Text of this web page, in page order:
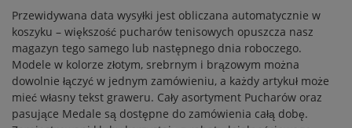
Przewidywana data wysyłki jest obliczana automatycznie w
koszyku – większość pucharów tenisowych opuszcza nasz
magazyn tego samego lub następnego dnia roboczego.
Modele w kolorze złotym, srebrnym i brązowym można
dowolnie łączyć w jednym zamówieniu, a każdy artykuł może
mieć własny tekst graweru. Cały asortyment Pucharów oraz
pasujące Medale są dostępne do zamówienia całą dobę.